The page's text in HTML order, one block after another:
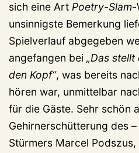
sich eine Art Poetry-Slam-
unsinnigste Bemerkung
Spielverlauf abgegeben
angefangen bei „Das
den Kopf“, was bereits
hören war, unmittelbar
für die Gäste. Sehr schön
Gehirnerschütterung des
Stürmers Marcel Podszus,